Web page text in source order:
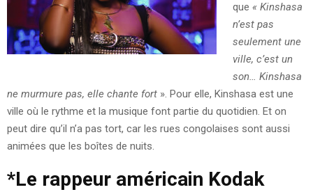
que « Kinshasa
n’est pas
seulement une
ville, c’est un
son… Kinshasa
ne murmure pas, elle chante fort ». Pour elle, Kinshasa est une
ville où le rythme et la musique font partie du quotidien. Et on
peut dire qu’il n’a pas tort, car les rues congolaises sont aussi
animées que les boîtes de nuits.
*Le rappeur américain Kodak